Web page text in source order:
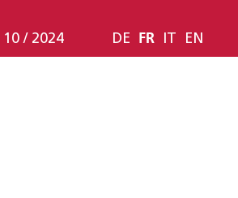
10 / 2024 DE FR IT EN